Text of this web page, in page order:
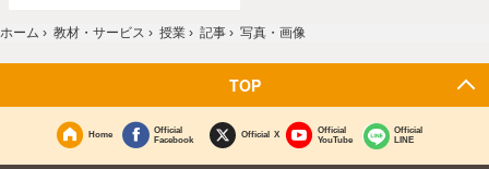
ホーム › 教材・サービス › 授業 › 記事 › 写真・画像
TOP
Home
Official
Facebook
Official X
Official
YouTube
Official
LINE